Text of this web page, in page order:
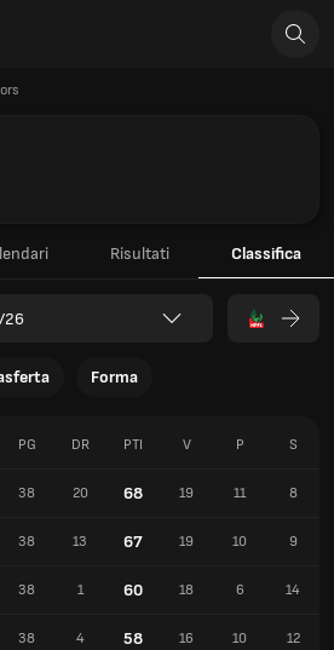
Risultati Classifica
26
Forma
PG DR PTI V P S
38 20 68 19 11 8
38 13 67 19 10 9
38 1 60 18 6 14
38 4 58 16 10 12